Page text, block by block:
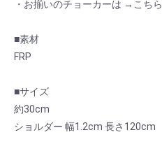
・お揃いのチョーカーは → こちら
■素材
FRP
■サイズ
約30cm
ショルダー 幅1.2cm 長さ120cm